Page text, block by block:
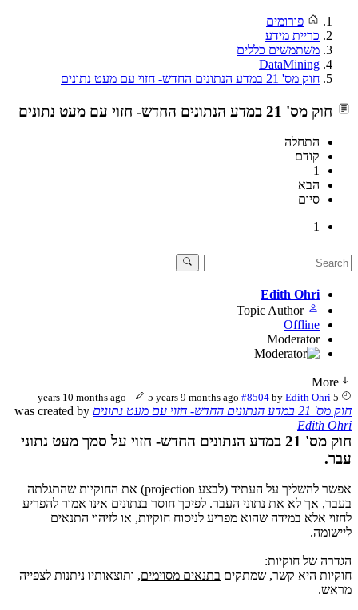
פורומים
כריית מידע
משתמשים כללים
DataMining
חוק מס' 21 במדע הנתונים החדש- חזוי עם מעט נתונים
חוק מס' 21 במדע הנתונים החדש- חזוי עם מעט נתונים
התחלה
קודם
1
הבא
סיום
1
Edith Ohri
Topic Author
Offline
Moderator
More
5 years 10 months ago
- 5 years 9 months ago #8504 by Edith Ohri
חוק מס' 21 במדע הנתונים החדש- חזוי עם מעט נתונים
Edith Ohri
חוק מס' 21 במדע הנתונים החדש- חזוי על סמך מעט נתוני
עבר.
אפשר להשליך על העתיד (לבצע projection) את החוקיות שהתגלתה
בעבר, אך לא את נתוני העבר. לפיכך חוסר בנתונים אינו אמור להפריע
לחזוי אלא במידה שהוא מפריע לניסוח חוקיות, או לזיהוי התנאים
ליישומה.
הגדרה של חוקיות:
חוקיות היא קשר, שמתקים בתנאים מסוימים, ותוצאותיו ניתנות לצפייה
מראש.